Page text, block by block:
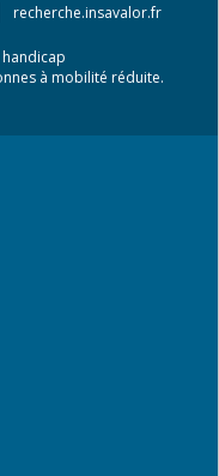
recherche.insavalor.fr
à mobilité réduite.